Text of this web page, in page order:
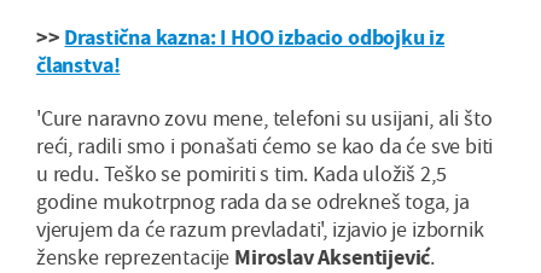
>> Drastična kazna: I HOO izbacio odbojku iz
članstva!
'Cure naravno zovu mene, telefoni su usijani, ali što
reći, radili smo i ponašati ćemo se kao da će sve biti
u redu. Teško se pomiriti s tim. Kada uložiš 2,5
godine mukotrpnog rada da se odrekneš toga, ja
vjerujem da će razum prevladati', izjavio je izbornik
ženske reprezentacije Miroslav Aksentijević.